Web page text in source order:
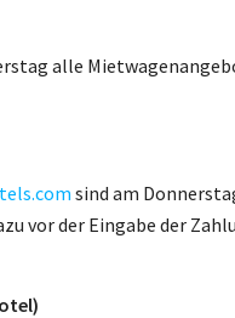
alle
sind am
vor der Eingabe der